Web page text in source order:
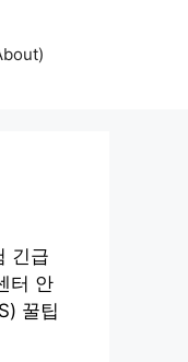
긴급
터 안
꿀팁